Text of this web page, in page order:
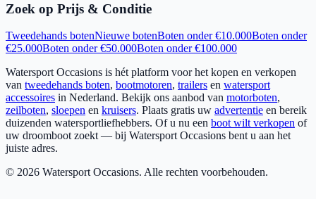
Zoek op Prijs & Conditie
Tweedehands botenNieuwe botenBoten onder €10.000Boten onder
€25.000Boten onder €50.000Boten onder €100.000
Watersport Occasions is hét platform voor het kopen en verkopen
van tweedehands boten, bootmotoren, trailers en watersport
accessoires in Nederland. Bekijk ons aanbod van motorboten,
zeilboten, sloepen en kruisers. Plaats gratis uw advertentie en bereik
duizenden watersportliefhebbers. Of u nu een boot wilt verkopen of
uw droomboot zoekt — bij Watersport Occasions bent u aan het
juiste adres.
© 2026 Watersport Occasions. Alle rechten voorbehouden.